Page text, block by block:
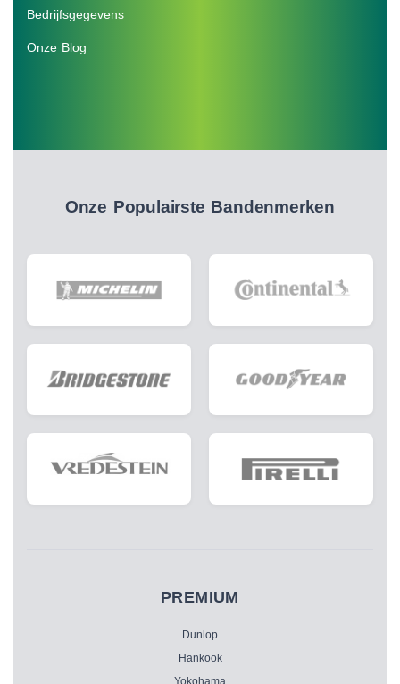
Bedrijfsgegevens
Onze Blog
Onze Populairste Bandenmerken
PREMIUM
Dunlop
Hankook
Yokohama